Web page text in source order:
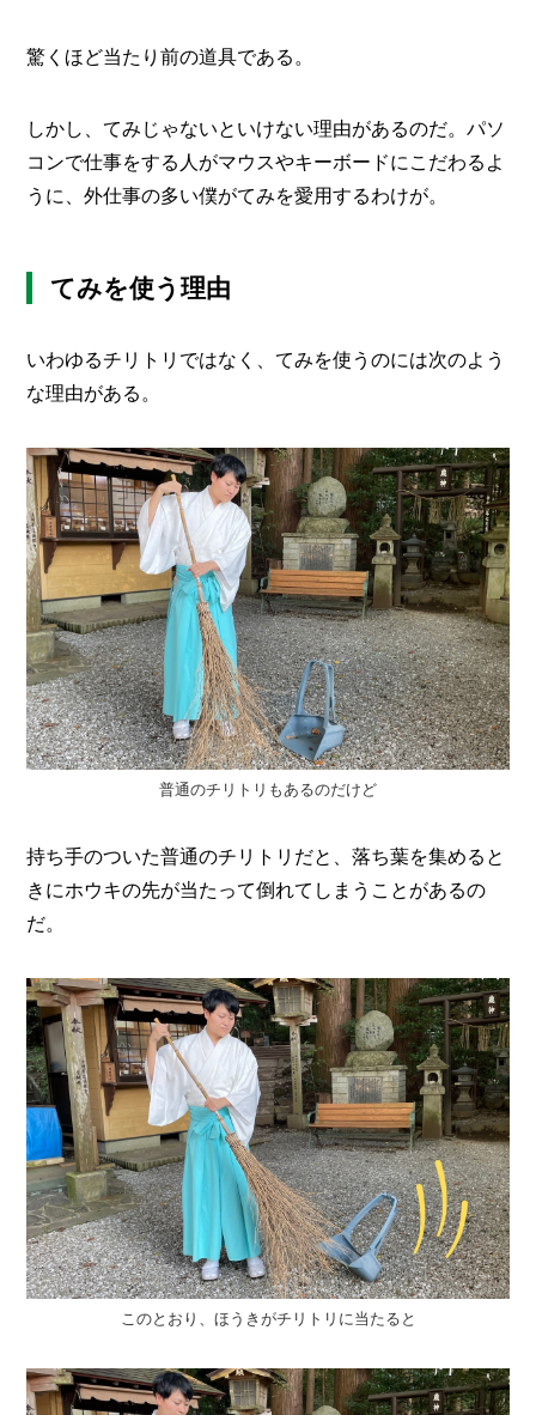
驚くほど当たり前の道具である。
しかし、てみじゃないといけない理由があるのだ。パソ
コンで仕事をする人がマウスやキーボードにこだわるよ
うに、外仕事の多い僕がてみを愛用するわけが。
てみを使う理由
いわゆるチリトリではなく、てみを使うのには次のよう
な理由がある。
普通のチリトリもあるのだけど
持ち手のついた普通のチリトリだと、落ち葉を集めると
きにホウキの先が当たって倒れてしまうことがあるの
だ。
このとおり、ほうきがチリトリに当たると